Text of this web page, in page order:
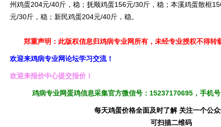
州鸡蛋204元/40斤，稳；抚顺鸡蛋156元/30斤，稳；本溪鸡蛋散框
元/30斤，稳；新民鸡蛋204元/40斤，稳。
郑重声明：此版权信息归鸡病专业网所有，未经专业授权不得转
欢迎来鸡病专业网论坛学习交流！
欢迎来报价中心提交报价！
鸡病专业网蛋鸡信息采集官方微信号：15237170695，手机
每天鸡蛋价格全面及时了解 关注一个公
可扫描二维码